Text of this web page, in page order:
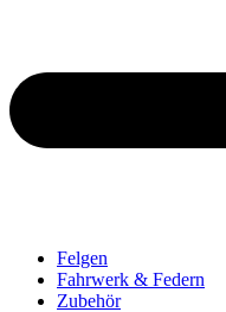
Felgen
Fahrwerk & Federn
Zubehör